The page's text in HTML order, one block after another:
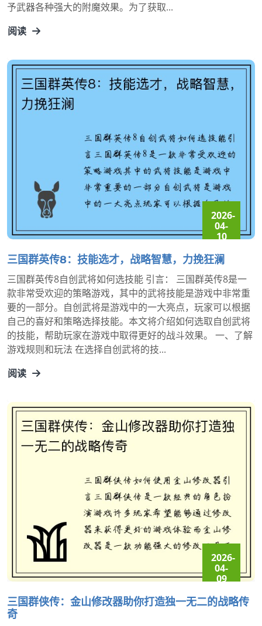
予武器各种强大的附魔效果。为了获取...
阅读
2026-
04-
10
三国群英传8：技能选才，战略智慧，力挽狂澜
三国群英传8自创武将如何选技能 引言： 三国群英传8是一
款非常受欢迎的策略游戏，其中的武将技能是游戏中非常重
要的一部分。自创武将是游戏中的一大亮点，玩家可以根据
自己的喜好和策略选择技能。本文将介绍如何选取自创武将
的技能，帮助玩家在游戏中取得更好的战斗效果。 一、了解
游戏规则和玩法 在选择自创武将的技...
阅读
2026-
04-
09
三国群侠传：金山修改器助你打造独一无二的战略传
奇